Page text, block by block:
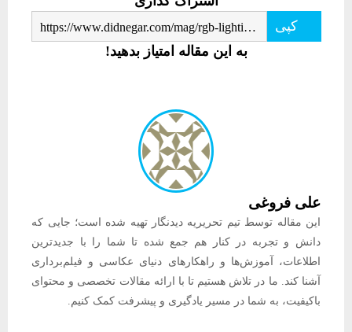
کپی
https://www.didnegar.com/mag/rgb-lighting-magic/
به این مقاله امتیاز بدهید!
علی فروغی
این مقاله توسط تیم تحریریه دیدنگار تهیه شده است؛ جایی که
دانش و تجربه در کنار هم جمع شده تا شما را با جدیدترین
اطلاعات، آموزش‌ها و راهکارهای دنیای عکاسی و فیلم‌برداری
آشنا کند. ما در تلاش هستیم تا با ارائه مقالات تخصصی و محتوای
باکیفیت، به شما در مسیر یادگیری و پیشرفت کمک کنیم.